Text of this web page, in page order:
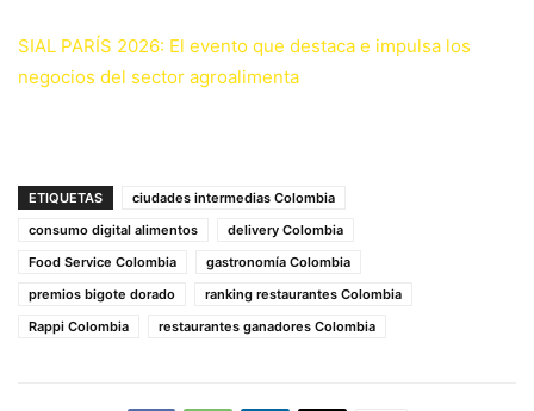
SIAL PARÍS 2026: El evento que destaca e impulsa los
negocios del sector agroalimenta
ETIQUETAS
ciudades intermedias Colombia
consumo digital alimentos
delivery Colombia
Food Service Colombia
gastronomía Colombia
premios bigote dorado
ranking restaurantes Colombia
Rappi Colombia
restaurantes ganadores Colombia